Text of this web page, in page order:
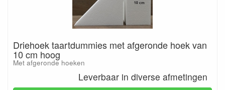
Driehoek taartdummies met afgeronde hoek van
10 cm hoog
Met afgeronde hoeken
Leverbaar in diverse afmetingen